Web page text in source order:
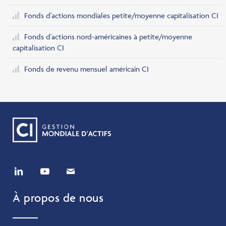
Fonds d'actions mondiales petite/moyenne capitalisation CI
Fonds d'actions nord-américaines à petite/moyenne
capitalisation CI
Fonds de revenu mensuel américain CI
À propos de nous